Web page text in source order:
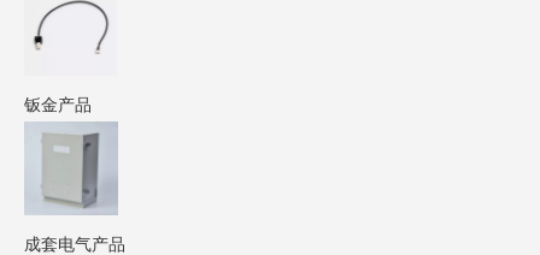
钣金产品
成套电气产品